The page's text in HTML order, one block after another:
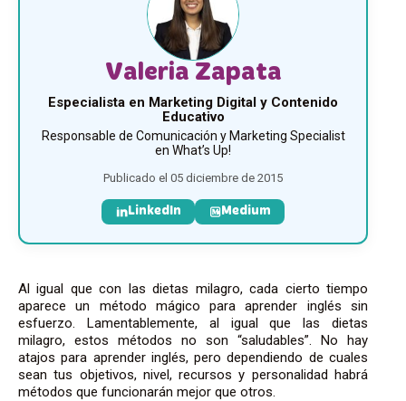
Valeria Zapata
Especialista en Marketing Digital y Contenido
Educativo
Responsable de Comunicación y Marketing Specialist
en What’s Up!
Publicado el 05 diciembre de 2015
LinkedIn Medium
Al igual que con las dietas milagro, cada cierto tiempo
aparece un método mágico para aprender inglés sin
esfuerzo. Lamentablemente, al igual que las dietas
milagro, estos métodos no son “saludables”. No hay
atajos para aprender inglés, pero dependiendo de cuales
sean tus objetivos, nivel, recursos y personalidad habrá
métodos que funcionarán mejor que otros.